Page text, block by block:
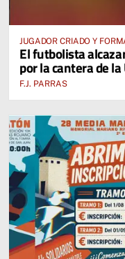
JUGADOR CRIADO Y
ALCÁZAR DE SAN JUAN
El futbolista
por la cantera de
F.J. PARRAS